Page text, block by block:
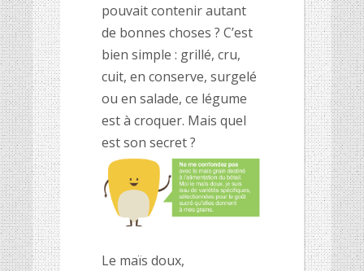
pouvait contenir autant
de bonnes choses ? C’est
bien simple : grillé, cru,
cuit, en conserve, surgelé
ou en salade, ce légume
est à croquer. Mais quel
est son secret ?
Le maïs doux,